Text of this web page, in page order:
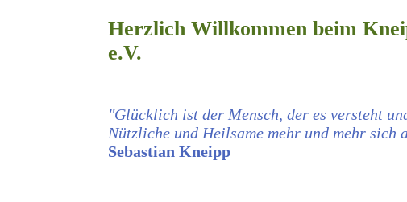
Herzlich Willkommen beim
e.V.
"Glücklich ist der Mensch, der es versteht
Nützliche und Heilsame mehr
Sebastian Kneipp